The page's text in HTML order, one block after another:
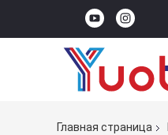
Главная страница